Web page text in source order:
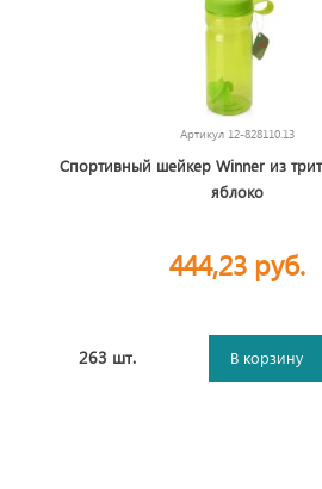
Артикул 12-828110.13
Спортивный шейкер Winner из
яблоко
444,23 руб.
263 шт. В корзину